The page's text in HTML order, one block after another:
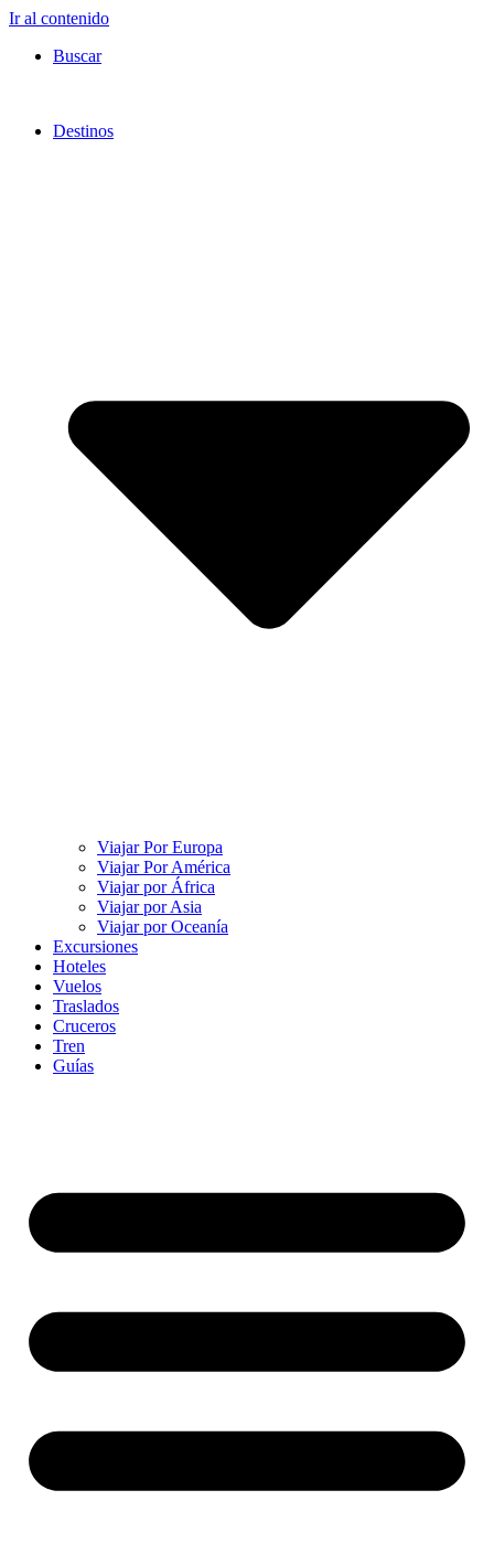
Ir al contenido
Buscar
Destinos
Viajar Por Europa
Viajar Por América
Viajar por África
Viajar por Asia
Viajar por Oceanía
Excursiones
Hoteles
Vuelos
Traslados
Cruceros
Tren
Guías